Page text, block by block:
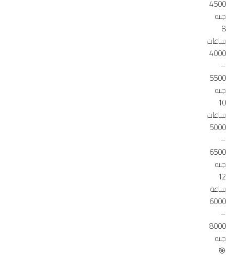
4500
جنيه
8
ساعات
4000
–
5500
جنيه
10
ساعات
5000
–
6500
جنيه
12
ساعة
6000
–
8000
جنيه
🎯